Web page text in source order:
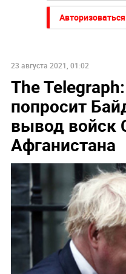
Авторизоваться
23 августа 2021, 01:02
The
попросит
вывод войск
Афганистана